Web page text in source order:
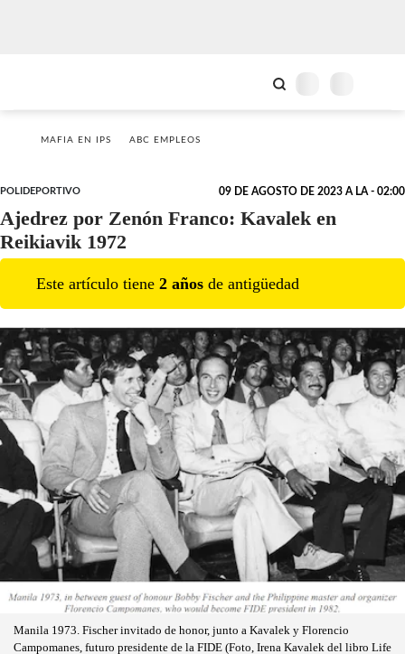
MAFIA EN IPS ABC EMPLEOS
POLIDEPORTIVO 09 DE AGOSTO DE 2023 A LA - 02:00
Ajedrez por Zenón Franco: Kavalek en
Reikiavik 1972
Este artículo tiene 2 años de antigüedad
Manila 1973. Fischer invitado de honor, junto a Kavalek y Florencio
Campomanes, futuro presidente de la FIDE (Foto, Irena Kavalek del libro Life